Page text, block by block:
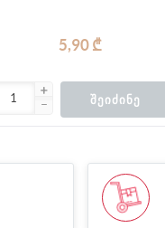
5,90 ₾
ᲨᲔᲘᲫᲘᲜᲔ